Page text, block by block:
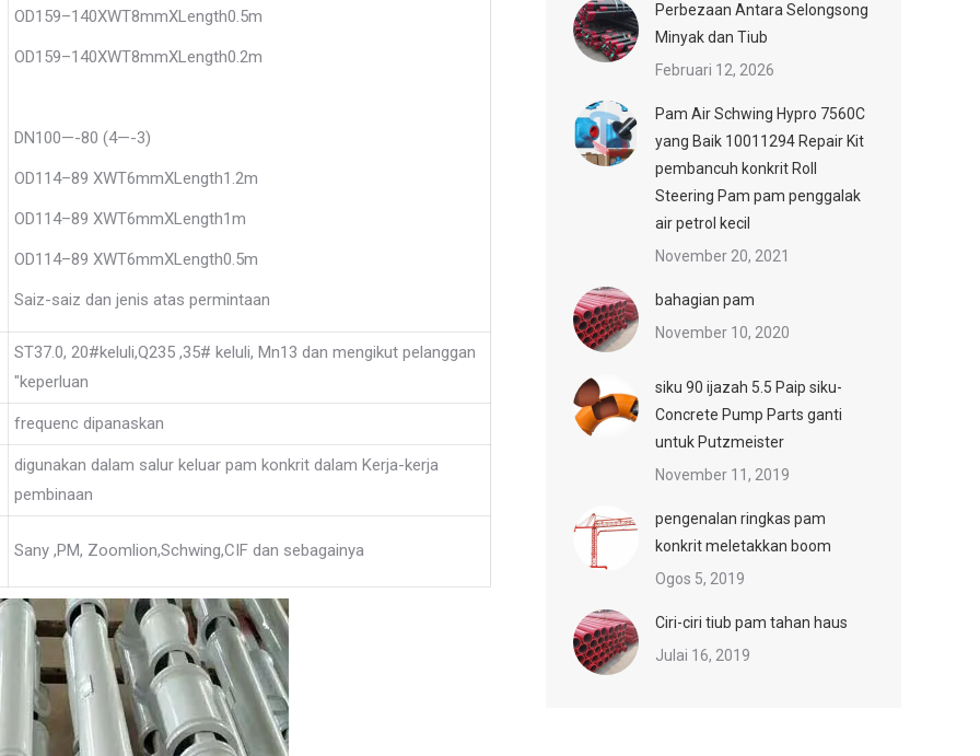
OD159–140XWT8mmXLength0.5m
OD159–140XWT8mmXLength0.2m
DN100—-80 (4—-3)
OD114–89 XWT6mmXLength1.2m
OD114–89 XWT6mmXLength1m
OD114–89 XWT6mmXLength0.5m
Saiz-saiz dan jenis atas permintaan
ST37.0, 20#keluli,Q235 ,35# keluli, Mn13 dan mengikut pelanggan
"keperluan
frequenc dipanaskan
digunakan dalam salur keluar pam konkrit dalam Kerja-kerja
pembinaan
Sany ,PM, Zoomlion,Schwing,CIF dan sebagainya
Perbezaan Antara Selongsong
Minyak dan Tiub
Februari 12, 2026
Pam Air Schwing Hypro 7560C
yang Baik 10011294 Repair Kit
pembancuh konkrit Roll
Steering Pam pam penggalak
air petrol kecil
November 20, 2021
bahagian pam
November 10, 2020
siku 90 ijazah 5.5 Paip siku-
Concrete Pump Parts ganti
untuk Putzmeister
November 11, 2019
pengenalan ringkas pam
konkrit meletakkan boom
Ogos 5, 2019
Ciri-ciri tiub pam tahan haus
Julai 16, 2019